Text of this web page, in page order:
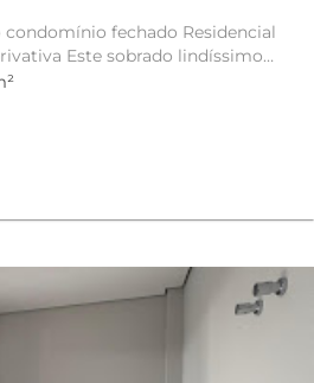
fechado Residencial